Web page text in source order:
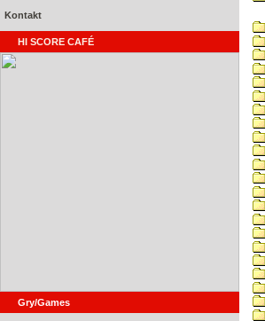
Kontakt
HI SCORE CAFÉ
Gry/Games